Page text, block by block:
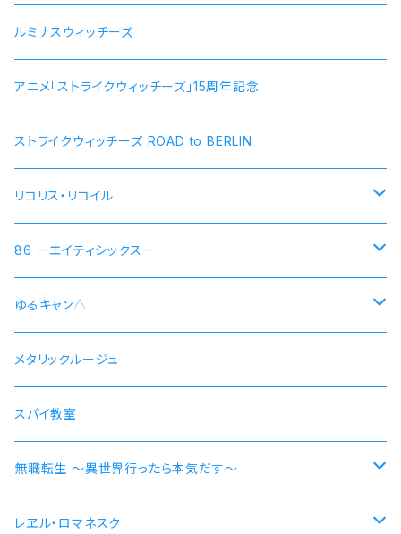
ルミナスウィッチーズ
アニメ「ストライクウィッチーズ」15周年記念
ストライクウィッチーズ ROAD to BERLIN
リコリス・リコイル
錦木千束 DA 1st モデル 腕時計 本数限定商品
井ノ上たきな DA 2nd モデル 腕時計 本数限定商品
86 ーエイティシックスー
シン 連邦国ver モデル
シン 共和国ver モデル
ヴラディレーナ・ミリーゼ モデル
ゆるキャン△
野クルver
志摩リン
各務原なでしこ
乗物シリーズ
なでしこ 自転車
桜 自動車
メタリックルージュ
スパイ教室
無職転生 〜異世界行ったら本気だす〜
【エリス・ボレアス・グレイラット】腕時計 本数限定商品
レヱル・ロマネスク